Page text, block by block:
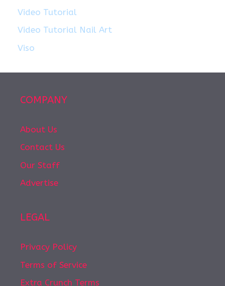
Video Tutorial
Video Tutorial Nail Art
Viso
COMPANY
About Us
Contact Us
Our Staff
Advertise
LEGAL
Privacy Policy
Terms of Service
Extra Crunch Terms